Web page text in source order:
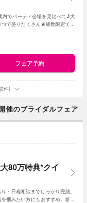
でパーティ会場を見比べて♪大
で盛りだくさん★組数限定で最
フェア予約
件)
のブライダルフェア
80万特典*クイ
・日程相談までしっかり完結。
掴みたい方にもおすすめ。嬉し